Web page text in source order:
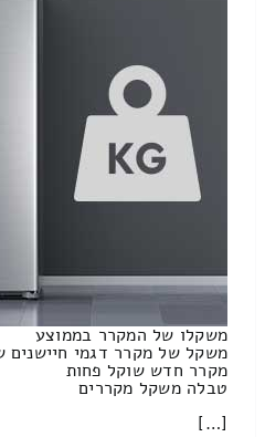
משקלו של המקרר בממוצע
משקל של מקרר דגמי חיישנים
מקרר חדש שוקל פחות
טבלה משקל מקררים
[…]